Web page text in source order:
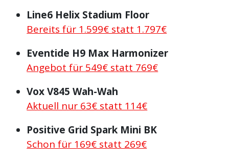
Line6 Helix Stadium Floor
Bereits für 1.599€ statt 1.797€
Eventide H9 Max Harmonizer
Angebot für 549€ statt 769€
Vox V845 Wah-Wah
Aktuell nur 63€ statt 114€
Positive Grid Spark Mini BK
Schon für 169€ statt 269€